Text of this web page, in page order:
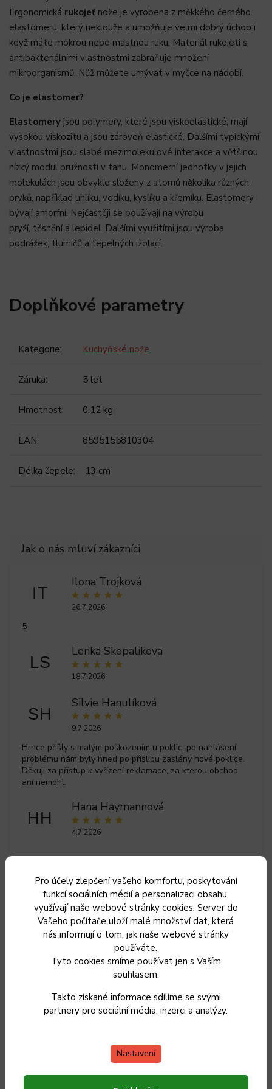
Pro účely zlepšení vašeho komfortu, poskytování
funkcí sociálních médií a personalizaci obsahu,
využívají naše webové stránky cookies. Server do
Vašeho počítače uloží malé množství dat, která
nás informují o tom, jak naše webové stránky
používáte.
Tyto cookies smíme používat jen s Vaším
souhlasem.
Takto získané informace sdílíme se svými
partnery pro sociální média, inzerci a analýzy.
Nastavení
Ergonomická rukojeť nože je vyrobena z měkkého černého
elastomeru, který neklouže a umožňuje velmi dobrý úchop i
když máte mokrou nebo mastnou ruku. Materiál rukojeti s
antibakteriálními vlastnostmi zabraňuje množení
mikroorganismů. Nůž můžete umývat v myčce na nádobí.
Co je elastomer?
Elastomery jsou polymery, které jsou viskoelastické, mají
vysokou viskozitu a jsou zároveň elastické. Dalšími typickými
vlastnostmi jsou slabé mezimolekulové interakce a většinou
nízký modul pružnosti v tahu. Monomerní jednotky v jejich
molekulách jsou obvykle složeny z atomů několika různých
prvků, například uhlíku, vodíku, kyslíku a křemíku. Elastomery
bývají amorfní. Nejčastěji se používají na výrobu
pryží, těsnění a lepidel. Dalšími využitími jsou výroba
podrážek, tlumičů a tepelných izolací.
Doplňkové parametry
Kategorie: Kuchyňské nože
Záruka: 5 let
Hmotnost: 0.12 kg
EAN: 8595155810304
Délka čepele: 13 cm
IT
Ilona Trojková
26.7.2026
5
LS
Lenka Skopalikova
18.7.2026
SH
Silvie Hanulíková
9.7.2026
Hrnce přišly s malým poškozením u poklic, po nahlášení
problému nám byly hned po příslibu zaslány nové poklice.
Děkuji za přístup k vyřízení reklamace, za kterou obchod
ani nemohl.
HH
Hana Haymannová
4.7.2026
Související produkty